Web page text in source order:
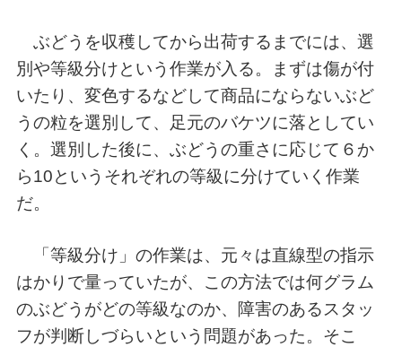
ぶどうを収穫してから出荷するまでには、選
別や等級分けという作業が入る。まずは傷が付
いたり、変色するなどして商品にならないぶど
うの粒を選別して、足元のバケツに落としてい
く。選別した後に、ぶどうの重さに応じて６か
ら10というそれぞれの等級に分けていく作業
だ。
「等級分け」の作業は、元々は直線型の指示
はかりで量っていたが、この方法では何グラム
のぶどうがどの等級なのか、障害のあるスタッ
フが判断しづらいという問題があった。そこ